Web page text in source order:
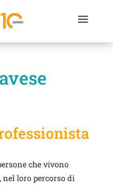
che vivono
nel loro percorso di